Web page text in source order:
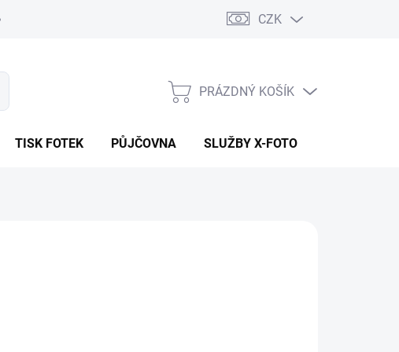
CZK
NÁKUPNÍ
PRÁZDNÝ KOŠÍK
TISK FOTEK PŮJČOVNA SLUŽBY X-FOTO